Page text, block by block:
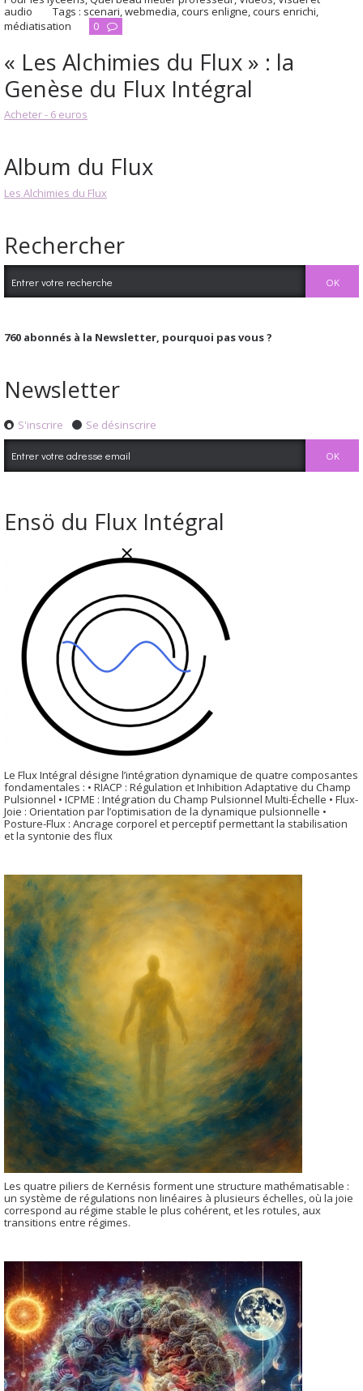
audio
Tags : scenari,webmedia,cours enligne,cours enrichi,
médiatisation
0
« Les Alchimies du Flux » : la
Genèse du Flux Intégral
Acheter - 6 euros
Album du Flux
Les Alchimies du Flux
Rechercher
760 abonnés à la Newsletter, pourquoi pas vous ?
Newsletter
S'inscrire Se désinscrire
Ensö du Flux Intégral
Le Flux Intégral désigne l’intégration dynamique de quatre composantes
fondamentales : • RIACP : Régulation et Inhibition Adaptative du Champ
Pulsionnel • ICPME : Intégration du Champ Pulsionnel Multi-Échelle • Flux-
Joie : Orientation par l’optimisation de la dynamique pulsionnelle •
Posture-Flux : Ancrage corporel et perceptif permettant la stabilisation
et la syntonie des flux
Les quatre piliers de Kernésis forment une structure mathématisable :
un système de régulations non linéaires à plusieurs échelles, où la joie
correspond au régime stable le plus cohérent, et les rotules, aux
transitions entre régimes.